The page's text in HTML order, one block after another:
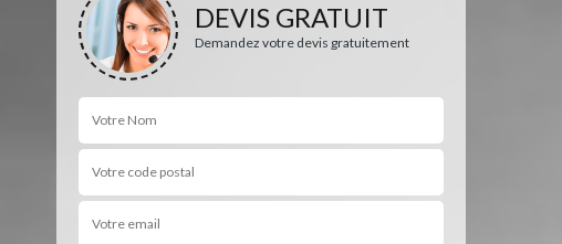
DEVIS GRATUIT
Demandez votre devis gratuitement